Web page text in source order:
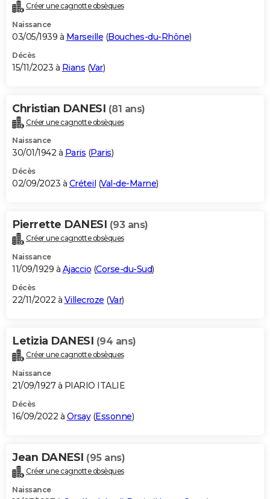
Créer une cagnotte obsèques
Naissance
03/05/1939 à Marseille (Bouches-du-Rhône)
Décès
15/11/2023 à Rians (Var)
Christian DANESI (81 ans)
Créer une cagnotte obsèques
Naissance
30/01/1942 à Paris (Paris)
Décès
02/09/2023 à Créteil (Val-de-Marne)
Pierrette DANESI (93 ans)
Créer une cagnotte obsèques
Naissance
11/09/1929 à Ajaccio (Corse-du-Sud)
Décès
22/11/2022 à Villecroze (Var)
Letizia DANESI (94 ans)
Créer une cagnotte obsèques
Naissance
21/09/1927 à PIARIO ITALIE
Décès
16/09/2022 à Orsay(Essonne)
Jean DANESI (95 ans)
Créer une cagnotte obsèques
Naissance